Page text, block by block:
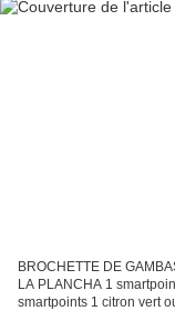
BROCHETTE DE
LA PLANCHA 1
smartpoints 1 citron vert